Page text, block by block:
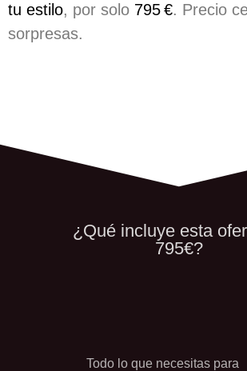
tu estilo, por solo 795 €. Precio
sorpresas.
¿Qué incluye esta
795€?
Todo lo que necesitas para